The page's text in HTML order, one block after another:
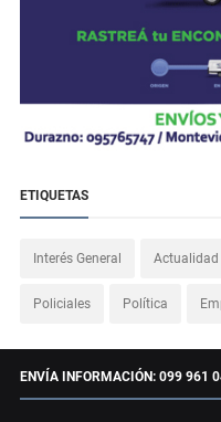
ETIQUETAS
Interés General Actualidad
Policiales Política
ENVÍA INFORMACIÓN: 099 961